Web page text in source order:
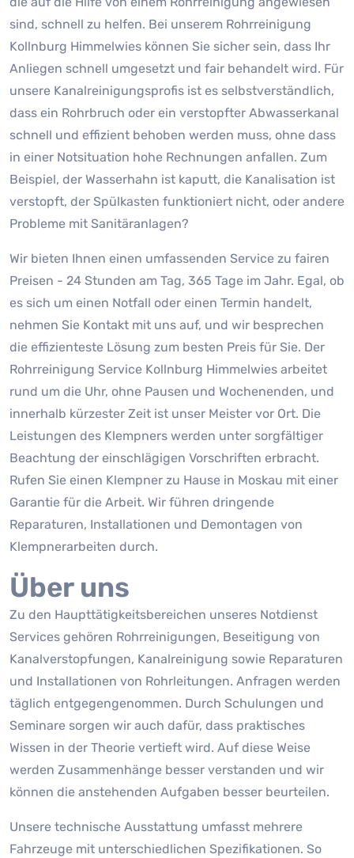
sind, schnell zu helfen. Bei unserem Rohrreinigung
Kollnburg Himmelwies können Sie sicher sein, dass Ihr
Anliegen schnell umgesetzt und fair behandelt wird. Für
unsere Kanalreinigungsprofis ist es selbstverständlich,
dass ein Rohrbruch oder ein verstopfter Abwasserkanal
schnell und effizient behoben werden muss, ohne dass
in einer Notsituation hohe Rechnungen anfallen. Zum
Beispiel, der Wasserhahn ist kaputt, die Kanalisation ist
verstopft, der Spülkasten funktioniert nicht, oder andere
Probleme mit Sanitäranlagen?
Wir bieten Ihnen einen umfassenden Service zu fairen
Preisen - 24 Stunden am Tag, 365 Tage im Jahr. Egal, ob
es sich um einen Notfall oder einen Termin handelt,
nehmen Sie Kontakt mit uns auf, und wir besprechen
die effizienteste Lösung zum besten Preis für Sie. Der
Rohrreinigung Service Kollnburg Himmelwies arbeitet
rund um die Uhr, ohne Pausen und Wochenenden, und
innerhalb kürzester Zeit ist unser Meister vor Ort. Die
Leistungen des Klempners werden unter sorgfältiger
Beachtung der einschlägigen Vorschriften erbracht.
Rufen Sie einen Klempner zu Hause in Moskau mit einer
Garantie für die Arbeit. Wir führen dringende
Reparaturen, Installationen und Demontagen von
Klempnerarbeiten durch.
Über uns
Zu den Haupttätigkeitsbereichen unseres Notdienst
Services gehören Rohrreinigungen, Beseitigung von
Kanalverstopfungen, Kanalreinigung sowie Reparaturen
und Installationen von Rohrleitungen. Anfragen werden
täglich entgegengenommen. Durch Schulungen und
Seminare sorgen wir auch dafür, dass praktisches
Wissen in der Theorie vertieft wird. Auf diese Weise
werden Zusammenhänge besser verstanden und wir
können die anstehenden Aufgaben besser beurteilen.
Unsere technische Ausstattung umfasst mehrere
Fahrzeuge mit unterschiedlichen Spezifikationen. So